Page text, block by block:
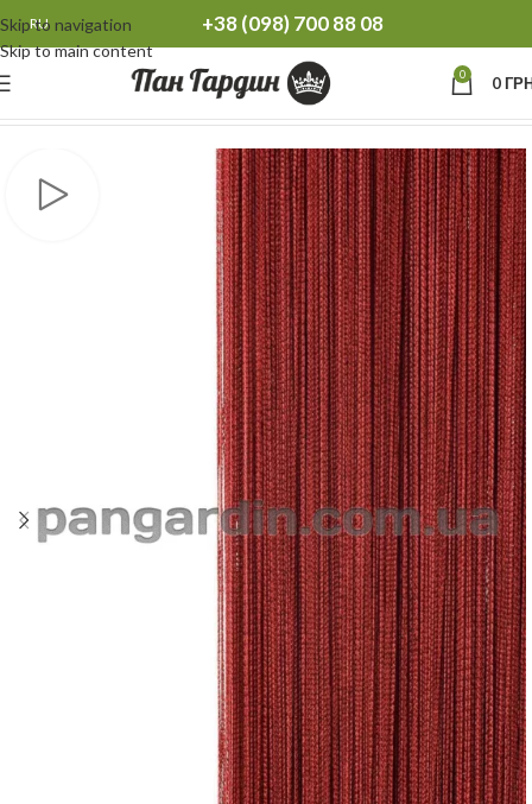
Skip to navigation
Skip to main content
RU +38 (098) 700 88 08
0 0
Главная Шторы нити